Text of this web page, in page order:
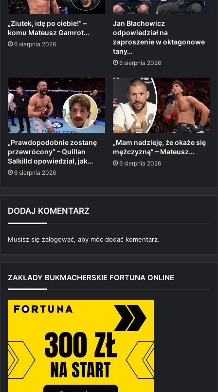
„Ziutek, idę po ciebie!” –
komu Mateusz Gamrot…
6 sierpnia 2026
Jan Błachowicz
odpowiedział na
zaproszenie w oktagonowe
tany…
6 sierpnia 2026
„Prawdopodobnie zostanę
przewrócony” – Quillan
Salkilld opowiedział, jak…
6 sierpnia 2026
„Mam nadzieję, że okaże się
mężczyzną” – Mateusz…
6 sierpnia 2026
DODAJ KOMENTARZ
Musisz się zalogować, aby móc dodać komentarz.
ZAKŁADY BUKMACHERSKIE FORTUNA ONLINE